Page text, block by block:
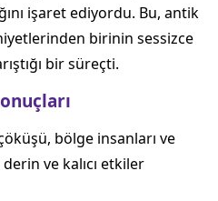
işaret ediyordu. Bu, antik
birinin sessizce
bir süreçti.
bölge insanları ve
ve kalıcı etkiler